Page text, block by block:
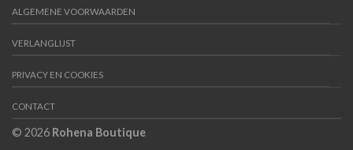
ALGEMENE VOORWAARDEN
VERLANGLIJST
PRIVACY EN COOKIES
CONTACT
© 2026 Rohena Boutique